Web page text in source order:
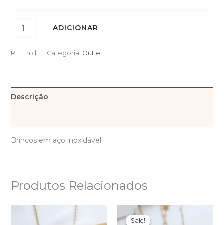
ADICIONAR
REF: n.d. Categoria: Outlet
Descrição
Brincos em aço inoxidável
Produtos Relacionados
Sale!
Sale!
O
preço
preço